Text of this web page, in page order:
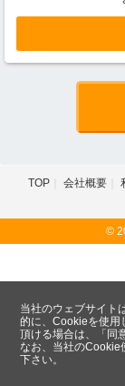
TOP 会社概要
©
当社のウェブサイト
的に、Cookieを使用
頂ける場合は、「同
なお、当社のCookie
下さい。